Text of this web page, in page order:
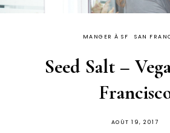
MANGER À SF SAN
Seed Salt –
PUBLIÉ
AOÛT 19, 2017